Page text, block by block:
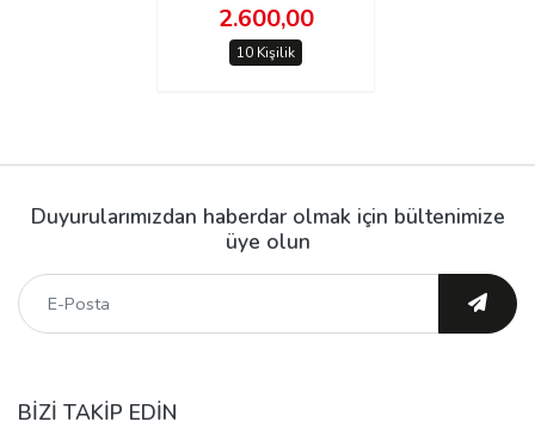
2.600,00
10 Kişilik
Duyurularımızdan haberdar olmak için bültenimize
üye olun
BİZİ TAKİP EDİN